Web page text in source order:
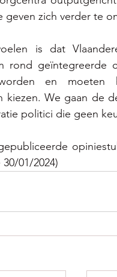
geven zich verder te
is dat
rond
en moeten
kiezen. We gaan de
politici die geen
01/2024)